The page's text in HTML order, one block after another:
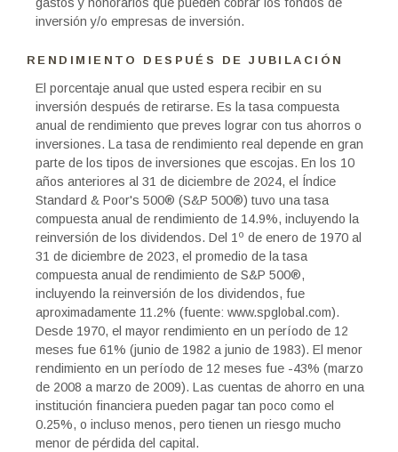
gastos y honorarios que pueden cobrar los fondos de
inversión y/o empresas de inversión.
RENDIMIENTO DESPUÉS DE JUBILACIÓN
El porcentaje anual que usted espera recibir en su
inversión después de retirarse. Es la tasa compuesta
anual de rendimiento que preves lograr con tus ahorros o
inversiones. La tasa de rendimiento real depende en gran
parte de los tipos de inversiones que escojas. En los 10
años anteriores al 31 de diciembre de 2024, el Índice
Standard & Poor's 500® (S&P 500®) tuvo una tasa
compuesta anual de rendimiento de 14.9%, incluyendo la
reinversión de los dividendos. Del 1 o de enero de 1970 al
31 de diciembre de 2023, el promedio de la tasa
compuesta anual de rendimiento de S&P 500®,
incluyendo la reinversión de los dividendos, fue
aproximadamente 11.2% (fuente: www.spglobal.com).
Desde 1970, el mayor rendimiento en un período de 12
meses fue 61% (junio de 1982 a junio de 1983). El menor
rendimiento en un período de 12 meses fue -43% (marzo
de 2008 a marzo de 2009). Las cuentas de ahorro en una
institución financiera pueden pagar tan poco como el
0.25%, o incluso menos, pero tienen un riesgo mucho
menor de pérdida del capital.